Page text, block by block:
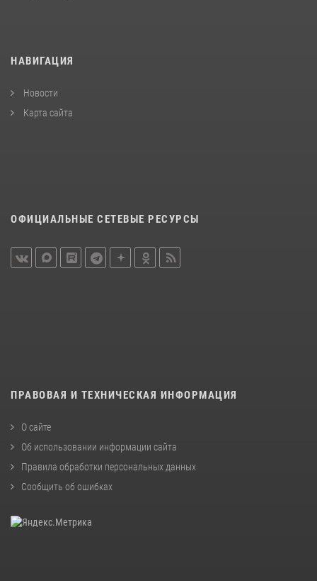
НАВИГАЦИЯ
Новости
Карта сайта
ОФИЦИАЛЬНЫЕ СЕТЕВЫЕ РЕСУРСЫ
ПРАВОВАЯ И ТЕХНИЧЕСКАЯ ИНФОРМАЦИЯ
О сайте
Об использовании информации сайта
Правила обработки персональных данных
Сообщить об ошибках